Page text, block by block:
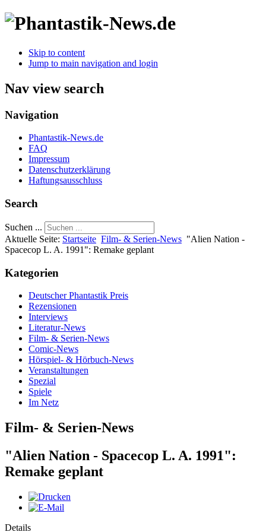
Skip to content
Jump to main navigation and login
Nav view search
Navigation
Phantastik-News.de
FAQ
Impressum
Datenschutzerklärung
Haftungsausschluss
Search
Suchen ...
Aktuelle Seite: Startseite Film- & Serien-News "Alien Nation -
Spacecop L. A. 1991": Remake geplant
Kategorien
Deutscher Phantastik Preis
Rezensionen
Interviews
Literatur-News
Film- & Serien-News
Comic-News
Hörspiel- & Hörbuch-News
Veranstaltungen
Spezial
Spiele
Im Netz
Film- & Serien-News
"Alien Nation - Spacecop L. A. 1991":
Remake geplant
Details